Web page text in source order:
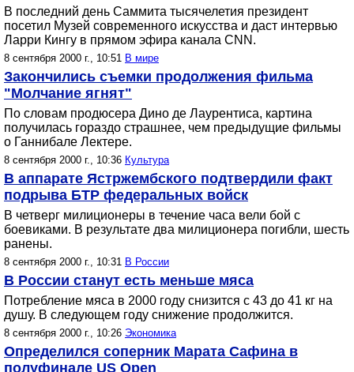
В последний день Саммита тысячелетия президент
посетил Музей современного искусства и даст интервью
Ларри Кингу в прямом эфира канала CNN.
8 сентября 2000 г., 10:51 В мире
Закончились съемки продолжения фильма
"Молчание ягнят"
По словам продюсера Дино де Лаурентиса, картина
получилась гораздо страшнее, чем предыдущие фильмы
о Ганнибале Лектере.
8 сентября 2000 г., 10:36 Культура
В аппарате Ястржембского подтвердили факт
подрыва БТР федеральных войск
В четверг милиционеры в течение часа вели бой с
боевиками. В результате два милиционера погибли, шесть
ранены.
8 сентября 2000 г., 10:31 В России
В России станут есть меньше мяса
Потребление мяса в 2000 году снизится с 43 до 41 кг на
душу. В следующем году снижение продолжится.
8 сентября 2000 г., 10:26 Экономика
Определился соперник Марата Сафина в
полуфинале US Open